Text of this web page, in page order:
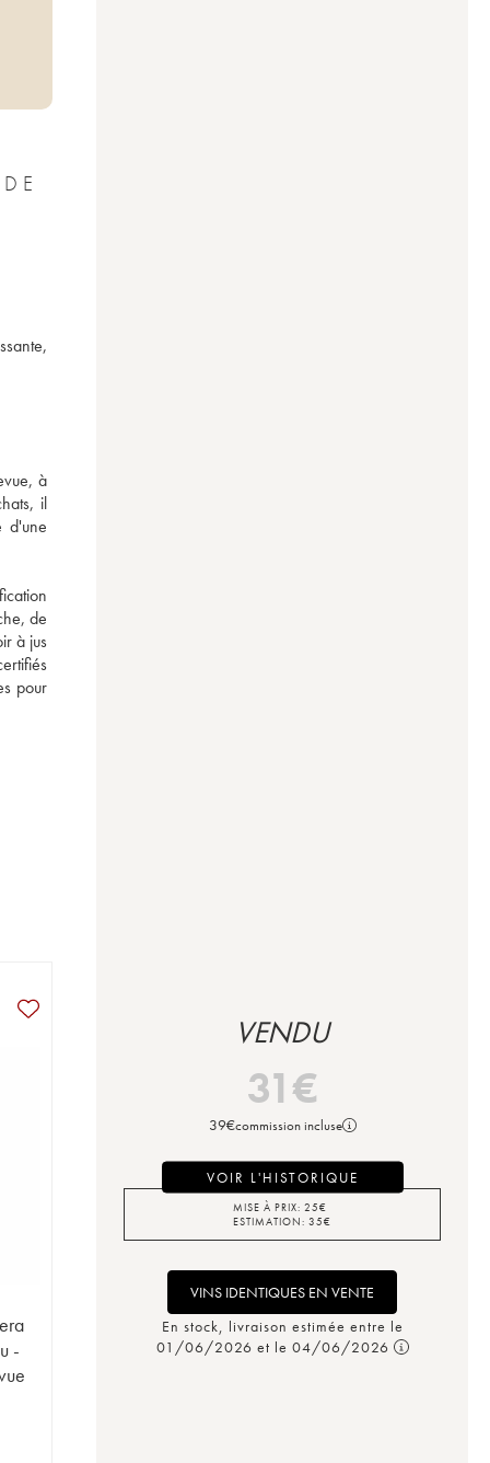
à
il
d'une
de
à jus
pour
-
VENDU
31€
39€commission incluse
VOIR L'HISTORIQUE
MISE À PRIX: 25€
ESTIMATION: 35€
VINS IDENTIQUES EN VENTE
En stock, livraison estimée entre le
01/06/2026 et le 04/06/2026